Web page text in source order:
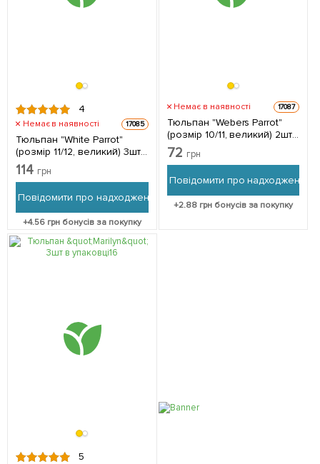
4
Немає в наявності 17085
Тюльпан "White Parrot"
(розмір 11/12, великий) 3шт
в упаковці
114 грн
Повідомити про надходження
+4.56 грн бонусів за покупку
Немає в наявності 17087
Тюльпан "Webers Parrot"
(розмір 10/11, великий) 2шт
в упаковці
72 грн
Повідомити про надходження
+2.88грн бонусів за покупку
5